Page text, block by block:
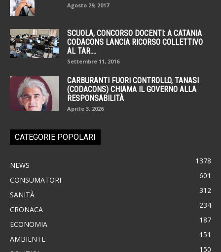
Agosto 29, 2017
SCUOLA, CONCORSO DOCENTI: A CATANIA
CODACONS LANCIA RICORSO COLLETTIVO
AL TAR....
Settembre 11, 2016
CARBURANTI FUORI CONTROLLO, TANASI
(CODACONS) CHIAMA IL GOVERNO ALLA
RESPONSABILITÀ
Aprile 3, 2026
CATEGORIE POPOLARI
NEWS 1378
CONSUMATORI 601
SANITÀ 312
CRONACA 234
ECONOMIA 187
AMBIENTE 151
150